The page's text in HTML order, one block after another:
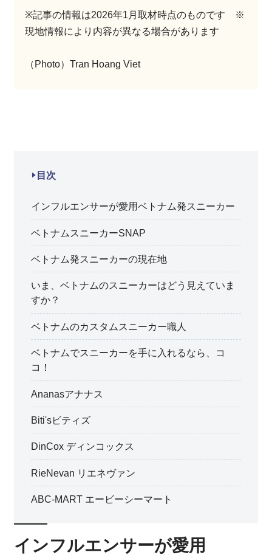
※記事の情報は2026年1月取材時点のものです ※
現地情報により内容が異なる場合があります
（Photo）Tran Hoang Viet
目次
インフルエンサーが愛用ベトナム発スニーカー
ベトナムスニーカーSNAP
ベトナム発スニーカーの現在地
いま、ベトナムのスニーカーはどう見えていま
すか？
ベトナムのカスタムスニーカー職人
ベトナムでスニーカーを手に入れるなら、コ
コ！
Ananasアナナス
Biti'sビティズ
DinCox ディンコックス
RieNevan リエネヴァン
ABC-MART エービーシーマート
インフルエンサーが愛用